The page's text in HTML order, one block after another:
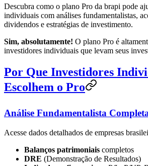
Descubra como o plano Pro da brapi pode
individuais com análises fundamentalistas,
dividendos e estratégias de investimento.
Sim, absolutamente! O plano Pro é
investidores individuais que levam seus
Por Que Investidores
Escolhem o Pro
Análise Fundamentalista
Acesse dados detalhados de empresas
Balanços patrimoniais completos
DRE (Demonstração de Resultados)